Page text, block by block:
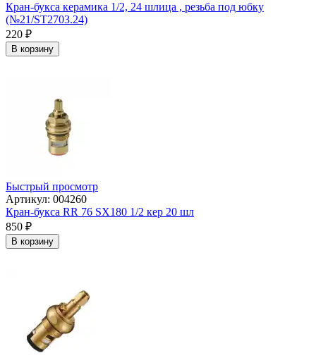
Кран-букса керамика 1/2, 24 шлица , резьба под юбку
(№21/ST2703.24)
220 ₽
В корзину
Быстрый просмотр
Артикул: 004260
Кран-букса RR 76 SX180 1/2 кер 20 шл
850 ₽
В корзину